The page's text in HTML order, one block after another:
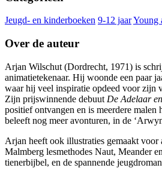
Jeugd- en kinderboeken 9-12 jaarYoung
Over de auteur
Arjan Wilschut (Dordrecht, 1971) is
animatietekenaar. Hij woonde een paar
waar hij veel inspiratie opdeed voor zijn
Zijn prijswinnende debuut De Adelaar
positief ontvangen en is meerdere malen
beleeft nog meer avonturen, in de
Arjan heeft ook illustraties gemaakt voor
Malmberg lesmethodes Naut, Meander
tienerbijbel, en de spannende jeugdroman